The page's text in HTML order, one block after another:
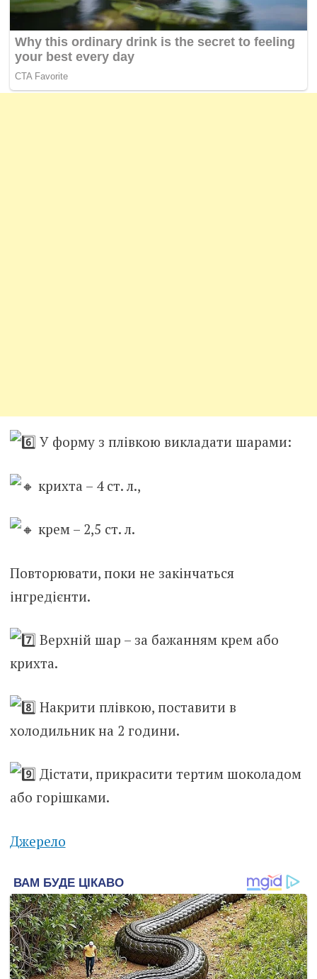
У форму з плівкою викладати шарами:
крихта – 4 ст. л.,
крем – 2,5 ст. л.
Повторювати, поки не закінчаться
інгредієнти.
Верхній шар – за бажанням крем або
крихта.
Накрити плівкою, поставити в
холодильник на 2 години.
Дістати, прикрасити тертим шоколадом
або горішками.
Джерело